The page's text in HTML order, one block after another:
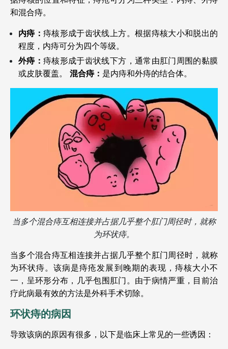
和混合痔。
内痔：痔核形成于齿状线上方。根据痔核大小和脱出的
程度，内痔可分为四个等级。
外痔：痔核形成于齿状线下方，通常由肛门周围的黏膜
或皮肤覆盖。
混合痔： 是内痔和外痔的结合体。
当多个混合痔互相连接并占据几乎整个肛门周径时，就称
为环状痔。
当多个混合痔互相连接并占据几乎整个肛门周径时，就称
为环状痔。该病是痔疮发展到晚期的表现，痔核大小不
一，呈环形分布，几乎包围肛门。由于病情严重，目前治
疗此病最有效的方法是外科手术切除。
环状痔的病因
导致该病的原因有很多，以下是临床上常见的一些诱因：